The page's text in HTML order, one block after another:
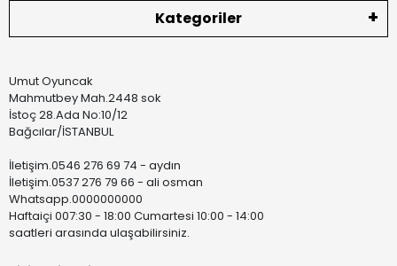
Kategoriler
Umut Oyuncak
Mahmutbey Mah.2448 sok
İstoç 28.Ada No:10/12
Bağcılar/İSTANBUL
İletişim.0546 276 69 74 - aydın
İletişim.0537 276 79 66 - ali osman
Whatsapp.0000000000
Haftaiçi 007:30 - 18:00 Cumartesi 10:00 - 14:00
saatleri arasında ulaşabilirsiniz.